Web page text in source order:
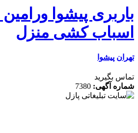
پیشوا ورامین
کشی منزل
پیشوا
بگیرید
آگهی:7380